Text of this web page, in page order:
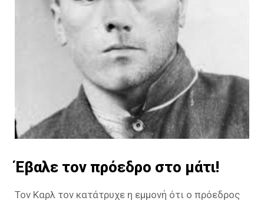
Έβαλε τον πρόεδρο στο μάτι!
Τον Καρλ τον κατάτρυχε η εμμονή ότι ο πρόεδρος